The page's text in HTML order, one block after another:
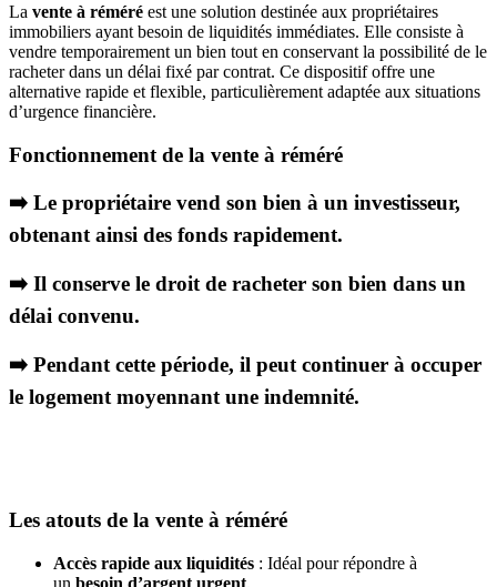
La vente à réméré est une solution destinée aux propriétaires
immobiliers ayant besoin de liquidités immédiates. Elle consiste à
vendre temporairement un bien tout en conservant la possibilité de le
racheter dans un délai fixé par contrat. Ce dispositif offre une
alternative rapide et flexible, particulièrement adaptée aux situations
d’urgence financière.
Fonctionnement de la vente à réméré
➡️ Le propriétaire vend son bien à un investisseur,
obtenant ainsi des fonds rapidement.
➡️ Il conserve le droit de racheter son bien dans un
délai convenu.
➡️ Pendant cette période, il peut continuer à occuper
le logement moyennant une indemnité.
Les atouts de la vente à réméré
Accès rapide aux liquidités : Idéal pour répondre à
un besoin d’argent urgent.